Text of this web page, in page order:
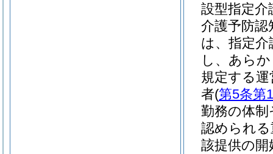
設型指定介
介護予防認
は、指定
し、あら
規定する
者(第5条第
勤務の体
認められ
該提供の